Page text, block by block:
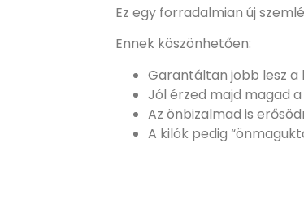
Ez egy forradalmian új
Ennek köszönhetően:
Garantáltan jobb lesz a
Jól érzed majd magad
Az önbizalmad is
A kilók pedig